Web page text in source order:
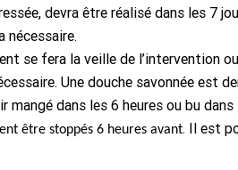
devra être réalisé dans les 7
nécessaire.
se fera la veille de l’intervention
Une douche savonnée est
mangé dans les 6 heures ou bu
être stoppés 6 heures avant. Il est